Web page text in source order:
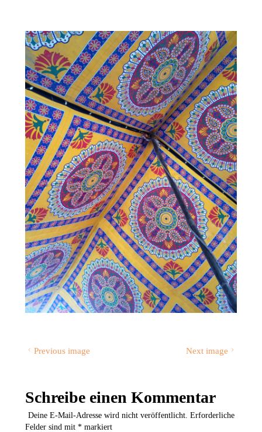
Previous image Next image
Schreibe einen Kommentar
Deine E-Mail-Adresse wird nicht veröffentlicht. Erforderliche
Felder sind mit *markiert